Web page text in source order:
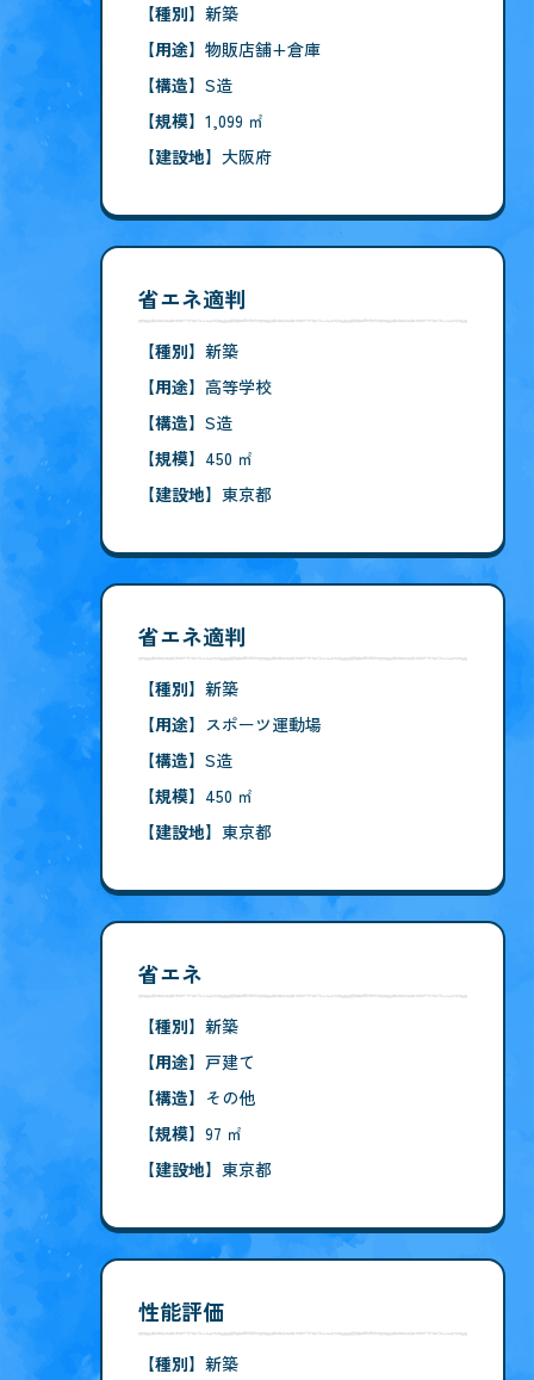
【種別】 新築
【用途】 物販店舗+倉庫
【構造】 S造
【規模】 1,099 ㎡
【建設地】 大阪府
省エネ適判
【種別】 新築
【用途】 高等学校
【構造】 S造
【規模】 450 ㎡
【建設地】 東京都
省エネ適判
【種別】 新築
【用途】 スポーツ運動場
【構造】 S造
【規模】 450 ㎡
【建設地】 東京都
省エネ
【種別】 新築
【用途】 戸建て
【構造】 その他
【規模】 97 ㎡
【建設地】 東京都
性能評価
【種別】 新築